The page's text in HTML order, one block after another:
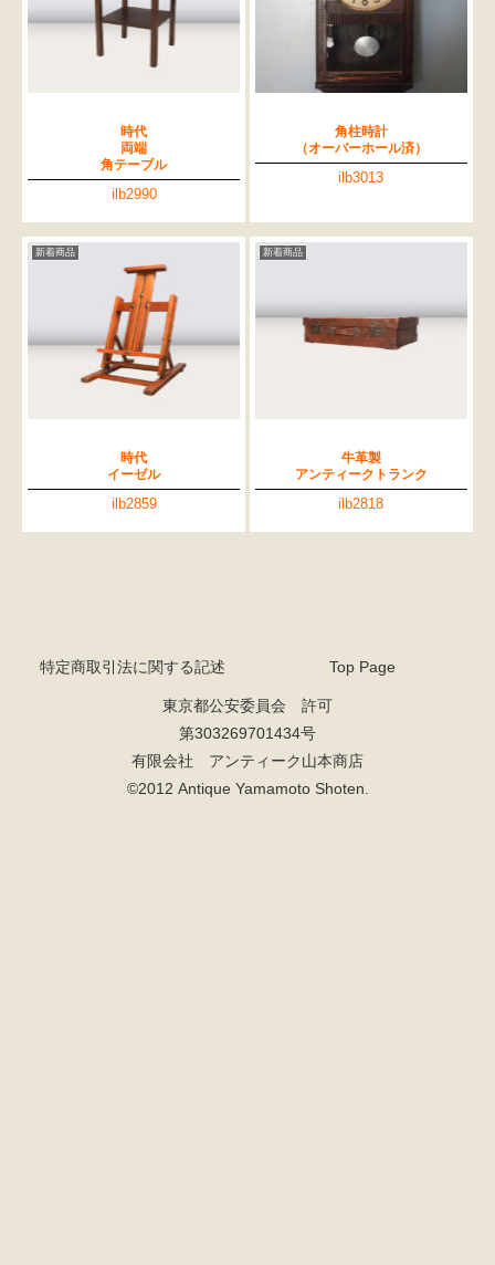
時代
両端
角テーブル
ilb2990
角柱時計
（オーバーホール済）
ilb3013
新着商品
時代
イーゼル
ilb2859
新着商品
牛革製
アンティークトランク
ilb2818
特定商取引法に関する記述 Top Page
東京都公安委員会 許可
第303269701434号
有限会社 アンティーク山本商店
©2012 Antique Yamamoto Shoten.